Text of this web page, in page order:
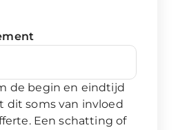
de begin en eindtijd
dit soms van invloed
Een schatting of